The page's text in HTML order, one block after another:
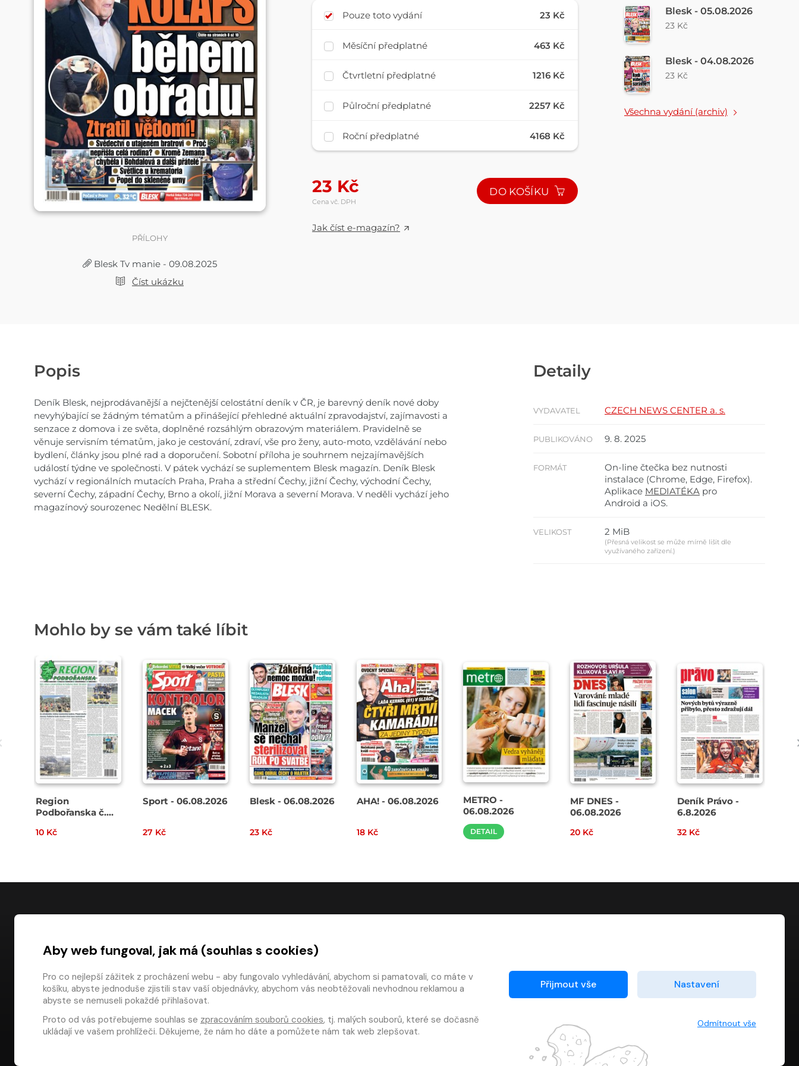
PŘÍLOHY
Blesk Tv manie - 09.08.2025
Číst ukázku
Pouze toto vydání 23 Kč
Měsíční předplatné 463 Kč
Čtvrtletní předplatné 1216 Kč
Půlroční předplatné 2257 Kč
Roční předplatné 4168 Kč
23 Kč
Cena vč. DPH
DO KOŠÍKU
Jak číst e-magazín?
Blesk - 05.08.2026
23 Kč
Blesk - 04.08.2026
23 Kč
Všechna vydání (archiv)
Popis
Deník Blesk, nejprodávanější a nejčtenější celostátní deník v ČR, je barevný deník nové doby
nevyhýbající se žádným tématům a přinášející přehledné aktuální zpravodajství, zajímavosti a
senzace z domova i ze světa, doplněné rozsáhlým obrazovým materiálem. Pravidelně se
věnuje servisním tématům, jako je cestování, zdraví, vše pro ženy, auto-moto, vzdělávání nebo
bydlení, články jsou plné rad a doporučení. Sobotní příloha je souhrnem nejzajímavějších
událostí týdne ve společnosti. V pátek vychází se suplementem Blesk magazín. Deník Blesk
vychází v regionálních mutacích Praha, Praha a střední Čechy, jižní Čechy, východní Čechy,
severní Čechy, západní Čechy, Brno a okolí, jižní Morava a severní Morava. V neděli vychází jeho
magazínový sourozenec Nedělní BLESK.
Detaily
VYDAVATEL CZECH NEWS CENTER a. s.
PUBLIKOVÁNO 9. 8. 2025
FORMÁT
On-line čtečka bez nutnosti
instalace (Chrome, Edge, Firefox).
Aplikace MEDIATÉKA pro
Android a iOS.
VELIKOST 2 MiB
(Přesná velikost se může mírně lišit dle
využívaného zařízení.)
Mohlo by se vám také líbit
Region
Podbořanska č.
10 Kč
Sport - 06.08.2026
27 Kč
Blesk - 06.08.2026
23 Kč
AHA! - 06.08.2026
18 Kč
METRO -
06.08.2026
DETAIL
MF DNES -
06.08.2026
20 Kč
Deník Právo -
6.8.2026
32 Kč
digiport.cz © 2026
Časté dotazy
Platba
Obchodní podmínky
Odstoupení od smlouvy
Dárkové poukazy
Aplikace Mediatéka
Kontakty
Články
Pro firmy
Osobní údaje
Aby web fungoval, jak má (souhlas s cookies)
Pro co nejlepší zážitek z procházení webu - aby fungovalo vyhledávání, abychom si pamatovali, co máte v
košíku, abyste jednoduše zjistili stav vaší objednávky, abychom vás neobtěžovali nevhodnou reklamou a
abyste se nemuseli pokaždé přihlašovat.
Proto od vás potřebujeme souhlas se zpracováním souborů cookies, tj. malých souborů, které se dočasně
ukládají ve vašem prohlížeči. Děkujeme, že nám ho dáte a pomůžete nám tak web zlepšovat.
Přijmout vše Nastavení
Odmítnout vše